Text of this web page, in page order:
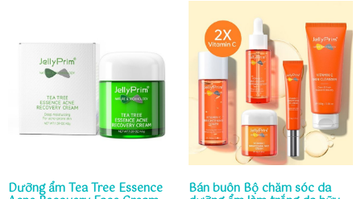
Dưỡng ẩm Tea Tree Essence Bán buôn Bộ chăm sóc da